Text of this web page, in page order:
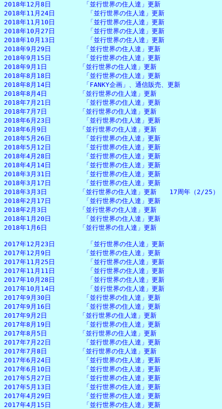
2018年12月8日　　　　　「並行世界の住人達」更新
2018年11月24日　　　　　「並行世界の住人達」更新
2018年11月10日　　　　　「並行世界の住人達」更新
2018年10月27日　　　　　「並行世界の住人達」更新
2018年10月13日　　　　　「並行世界の住人達」更新
2018年9月29日　　　　　「並行世界の住人達」更新
2018年9月15日　　　　　「並行世界の住人達」更新
2018年9月1日　　　　　「並行世界の住人達」更新
2018年8月18日　　　　　「並行世界の住人達」更新
2018年8月14日　　　　　「FANKY企画」、通信販売、更新
2018年8月4日　　　　　「並行世界の住人達」更新
2018年7月21日　　　　　「並行世界の住人達」更新
2018年7月7日　　　　　「並行世界の住人達」更新
2018年6月23日　　　　　「並行世界の住人達」更新
2018年6月9日　　　　　「並行世界の住人達」更新
2018年5月26日　　　　　「並行世界の住人達」更新
2018年5月12日　　　　　「並行世界の住人達」更新
2018年4月28日　　　　　「並行世界の住人達」更新
2018年4月14日　　　　　「並行世界の住人達」更新
2018年3月31日　　　　　「並行世界の住人達」更新
2018年3月17日　　　　　「並行世界の住人達」更新
2018年3月3日　　　　　「並行世界の住人達」更新　　17周年（2/25）
2018年2月17日　　　　　「並行世界の住人達」更新
2018年2月3日　　　　　「並行世界の住人達」更新
2018年1月20日　　　　　「並行世界の住人達」更新
2018年1月6日　　　　　「並行世界の住人達」更新
2017年12月23日　　　　　「並行世界の住人達」更新
2017年12月9日　　　　　「並行世界の住人達」更新
2017年11月25日　　　　　「並行世界の住人達」更新
2017年11月11日　　　　　「並行世界の住人達」更新
2017年10月28日　　　　　「並行世界の住人達」更新
2017年10月14日　　　　　「並行世界の住人達」更新
2017年9月30日　　　　　「並行世界の住人達」更新
2017年9月16日　　　　　「並行世界の住人達」更新
2017年9月2日　　　　　「並行世界の住人達」更新
2017年8月19日　　　　　「並行世界の住人達」更新
2017年8月5日　　　　　「並行世界の住人達」更新
2017年7月22日　　　　　「並行世界の住人達」更新
2017年7月8日　　　　　「並行世界の住人達」更新
2017年6月24日　　　　　「並行世界の住人達」更新
2017年6月10日　　　　　「並行世界の住人達」更新
2017年5月27日　　　　　「並行世界の住人達」更新
2017年5月13日　　　　　「並行世界の住人達」更新
2017年4月29日　　　　　「並行世界の住人達」更新
2017年4月15日　　　　　「並行世界の住人達」更新